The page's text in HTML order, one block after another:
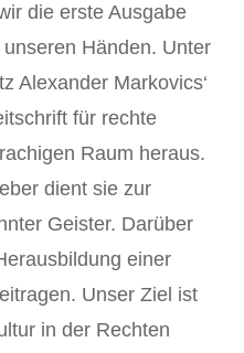
die erste Ausgabe
Händen. Unter
Alexander Markovics‘
für rechte
Raum heraus.
dient sie zur
Geister. Darüber
einer
Unser Ziel ist
in der Rechten